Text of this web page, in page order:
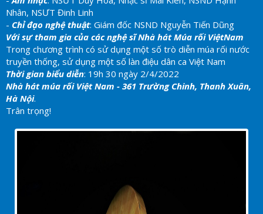
Nhân, NSƯT Đinh Linh
- Chỉ đạo nghệ thuật: Giám đốc NSND Nguyễn Tiến Dũng
Với sự tham gia của các nghệ sĩ Nhà hát Múa rối ViệtNam
Trong chương trình có sử dụng một số trò diễn múa rối nước
truyền thống, sử dụng một số làn điệu dân ca Việt Nam
Thời gian biểu diễn: 19h 30 ngày 2/4/2022
Nhà hát múa rối Việt Nam - 361 Trường Chinh, Thanh Xuân,
Hà Nội.
Trân trọng!